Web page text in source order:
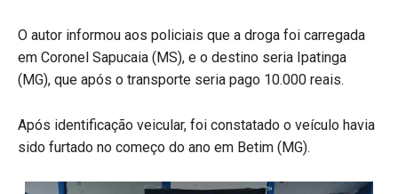
O autor informou aos policiais que a droga foi carregada
em Coronel Sapucaia (MS), e o destino seria Ipatinga
(MG), que após o transporte seria pago 10.000 reais.
Após identificação veicular, foi constatado o veículo havia
sido furtado no começo do ano em Betim (MG).